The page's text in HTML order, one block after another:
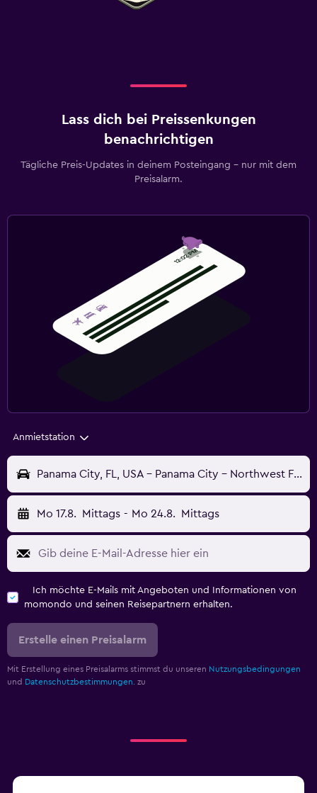
Lass dich bei Preissenkungen
benachrichtigen
Tägliche Preis-Updates in deinem Posteingang – nur mit dem
Preisalarm.
Anmietstation
Panama City, FL, USA - Panama City - Northwest Florida (ECP)
Mo 17.8. Mittags - Mo 24.8. Mittags
Ich möchte E-Mails mit Angeboten und Informationen von
momondo und seinen Reisepartnern erhalten.
Erstelle einen Preisalarm
Mit Erstellung eines Preisalarms stimmst du unseren Nutzungsbedingungen
und Datenschutzbestimmungen. zu